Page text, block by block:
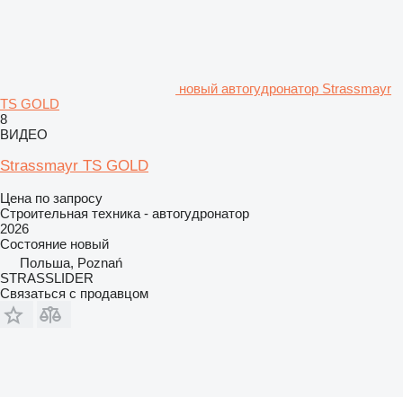
новый автогудронатор Strassmayr
TS GOLD
8
ВИДЕО
Strassmayr TS GOLD
Цена по запросу
Строительная техника - автогудронатор
2026
Состояние новый
Польша, Poznań
STRASSLIDER
Связаться с продавцом